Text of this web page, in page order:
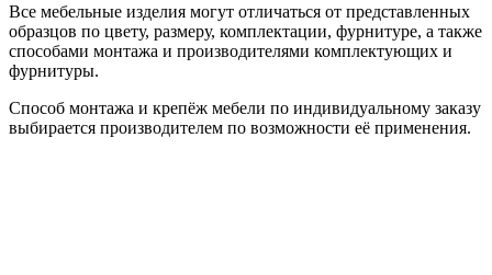
Все мебельные изделия могут отличаться от представленных
образцов по цвету, размеру, комплектации, фурнитуре, а также
способами монтажа и производителями комплектующих и
фурнитуры.
Способ монтажа и крепёж мебели по индивидуальному заказу
выбирается производителем по возможности её применения.